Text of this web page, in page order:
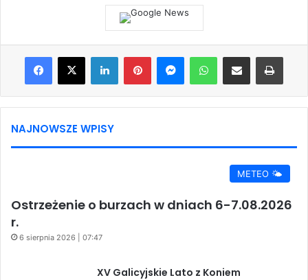
Facebook
X LinkedInPinterestMessengerWhatsAppShare via Email Print
NAJNOWSZE WPISY
METEO 🌤️
Ostrzeżenie o burzach w dniach 6-7.08.2026
r.
6 sierpnia 2026 | 07:47
XV Galicyjskie Lato z Koniem